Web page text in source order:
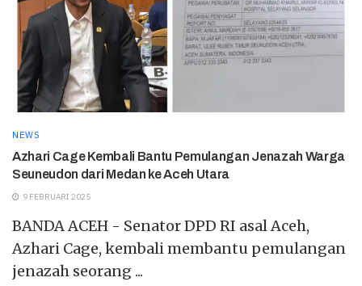
NEWS
Azhari Cage Kembali Bantu Pemulangan Jenazah Warga
Seuneudon dari Medan ke Aceh Utara
9 FEBRUARI 2025
BANDA ACEH - Senator DPD RI asal Aceh,
Azhari Cage, kembali membantu pemulangan
jenazah seorang ...